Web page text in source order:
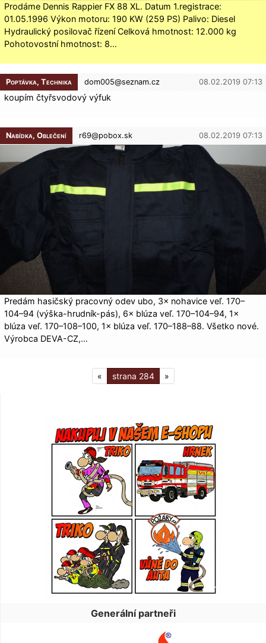
Prodáme Dennis Rappier FX 88 XL. Datum 1.registrace:
01.05.1996 Výkon motoru: 190 KW (259 PS) Palivo: Diesel
Hydraulický posilovač řízení Celková hmotnost: 12.000 kg
Pohotovostní hmotnost: 8…
Poptávka, Technika dom005@seznam.cz 08.02.2019 07:13
koupím čtyřsvodový výfuk
Nabídka, Oblečení r69@pobox.sk 08.02.2019 07:13
Predám hasičský pracovný odev ubo, 3× nohavice veľ. 170–
104–94 (výška-hrudník-pás), 6× blúza veľ. 170–104–94, 1×
blúza veľ. 170–108–100, 1× blúza veľ. 170–188–88. Všetko nové.
Výrobca DEVA-CZ,…
« 284 »
Generální partneři